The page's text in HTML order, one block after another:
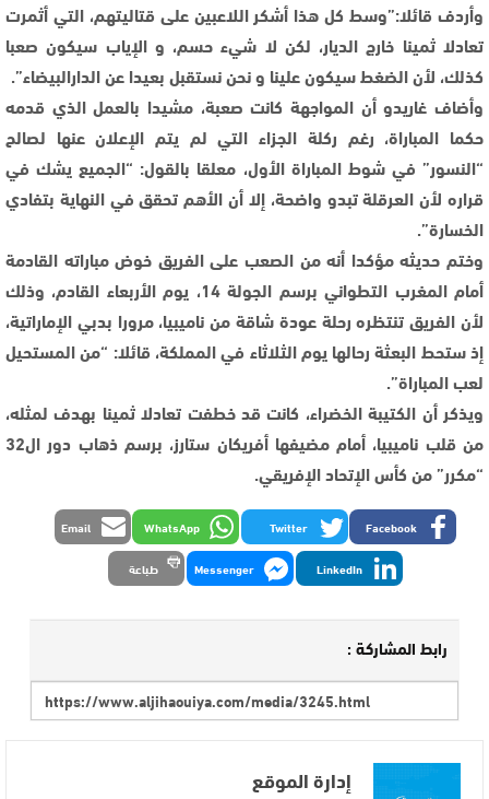
وأردف قائلا:”وسط كل هذا أشكر اللاعبين على قتاليتهم، التي أثمرت
تعادلا ثمينا خارج الديار، لكن لا شيء حسم، و الإياب سيكون صعبا
كذلك، لأن الضغط سيكون علينا و نحن نستقبل بعيدا عن الدارالبيضاء”.
وأضاف غاريدو أن المواجهة كانت صعبة، مشيدا بالعمل الذي قدمه
حكما المباراة، رغم ركلة الجزاء التي لم يتم الإعلان عنها لصالح
“النسور” في شوط المباراة الأول، معلقا بالقول: “الجميع يشك في
قراره لأن العرقلة تبدو واضحة، إلا أن الأهم تحقق في النهاية بتفادي
الخسارة”.
وختم حديثه مؤكدا أنه من الصعب على الفريق خوض مباراته القادمة
أمام المغرب التطواني برسم الجولة 14، يوم الأربعاء القادم، وذلك
لأن الفريق تنتظره رحلة عودة شاقة من ناميبيا، مرورا بدبي الإماراتية،
إذ ستحط البعثة رحالها يوم الثلاثاء في المملكة، قائلا: “من المستحيل
لعب المباراة”.
ويذكر أن الكتيبة الخضراء، كانت قد خطفت تعادلا ثمينا بهدف لمثله،
من قلب ناميبيا، أمام مضيفها أفريكان ستارز، برسم ذهاب دور ال32
“مكرر” من كأس الإتحاد الإفريقي.
Facebook
Twitter
WhatsApp
Email
LinkedIn
Messenger طباعة
رابط المشاركة :
إدارة الموقع